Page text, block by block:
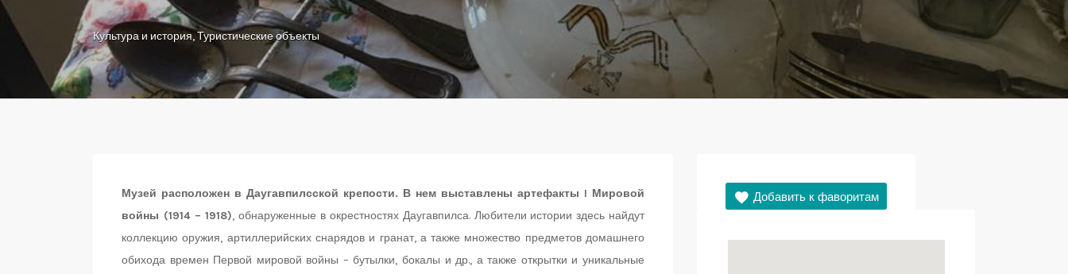
Культура и история,Туристические объекты
Музей расположен в Даугавпилсской крепости. В нем выставлены артефакты I Мировой
войны (1914 – 1918), обнаруженные в окрестностях Даугавпилса. Любители истории здесь найдут
коллекцию оружия, артиллерийских снарядов и гранат, а также множество предметов домашнего
обихода времен Первой мировой войны – бутылки, бокалы и др., а также открытки и уникальные